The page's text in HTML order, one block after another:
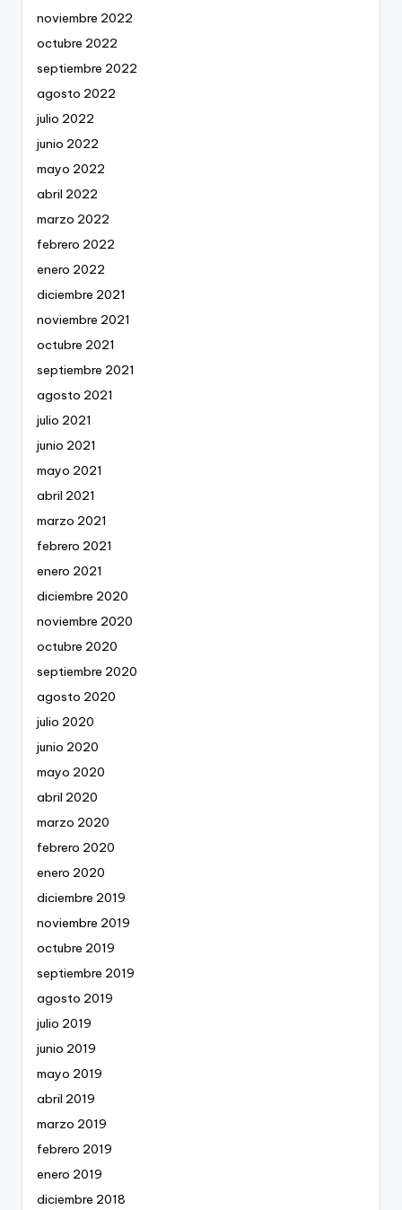
noviembre 2022
octubre 2022
septiembre 2022
agosto 2022
julio 2022
junio 2022
mayo 2022
abril 2022
marzo 2022
febrero 2022
enero 2022
diciembre 2021
noviembre 2021
octubre 2021
septiembre 2021
agosto 2021
julio 2021
junio 2021
mayo 2021
abril 2021
marzo 2021
febrero 2021
enero 2021
diciembre 2020
noviembre 2020
octubre 2020
septiembre 2020
agosto 2020
julio 2020
junio 2020
mayo 2020
abril 2020
marzo 2020
febrero 2020
enero 2020
diciembre 2019
noviembre 2019
octubre 2019
septiembre 2019
agosto 2019
julio 2019
junio 2019
mayo 2019
abril 2019
marzo 2019
febrero 2019
enero 2019
diciembre 2018